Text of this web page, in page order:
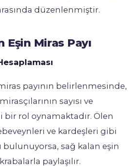
düzenlenmiştir.
Eşin Miras Payı
payının belirlenmesinde,
sayısı ve
bir rol oynamaktadır. Ölen
ve kardeşleri gibi
bulunuyorsa, sağ kalan eşin
paylaşılır.